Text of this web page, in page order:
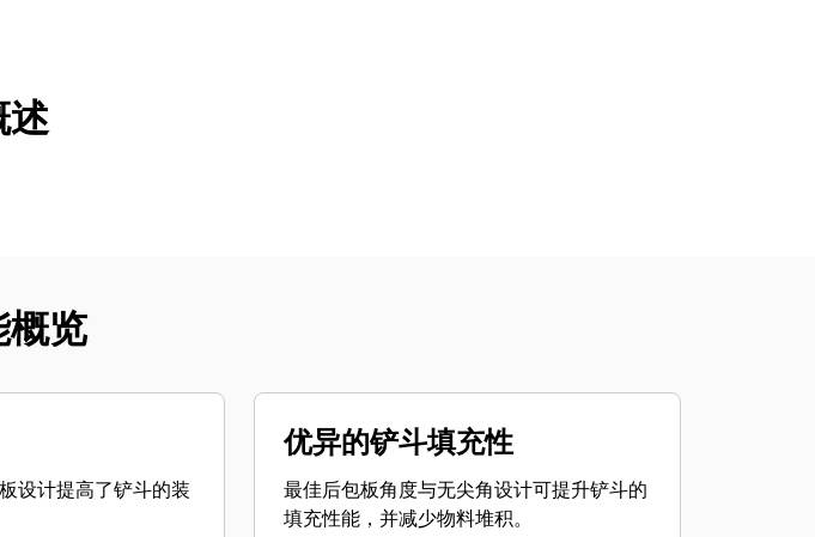
述
概览
设计提高了铲斗的装
优异的铲斗填充性
最佳后包板角度与无尖角设计可提升铲斗的
填充性能，并减少物料堆积。